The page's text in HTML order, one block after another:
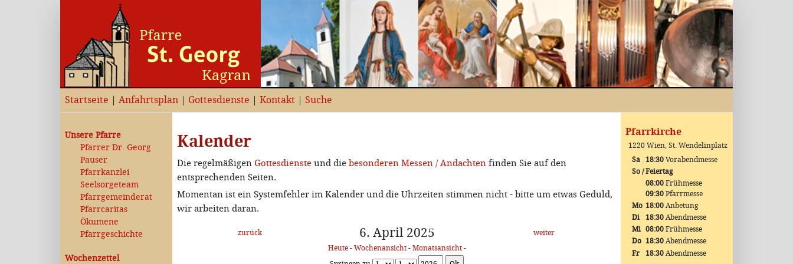
Startseite | Anfahrtsplan | Gottesdienste | Kontakt | Suche
Unsere Pfarre
Pfarrer Dr. Georg
Pauser
Pfarrkanzlei
Seelsorgeteam
Pfarrgemeinderat
Pfarrcaritas
Ökumene
Pfarrgeschichte
Wochenzettel
Kalender
Die regelmäßigen Gottesdienste und die besonderen Messen / Andachten finden Sie auf den
entsprechenden Seiten.
Momentan ist ein Systemfehler im Kalender und die Uhrzeiten stimmen nicht - bitte um etwas Geduld,
wir arbeiten daran.
zurück 6. April 2025
weiter
Heute- Wochenansicht- Monatsansicht-
Pfarrkirche
1220 Wien, St. Wendelinplatz
Sa
18:30 Vorabendmesse
So / Feiertag
08:00 Frühmesse
09:30 Pfarrmesse
Mo 18:00 Anbetung
Di
18:30 Abendmesse
Mi 08:00 Frühmesse
Do 18:30 Abendmesse
Fr
18:30 Abendmesse